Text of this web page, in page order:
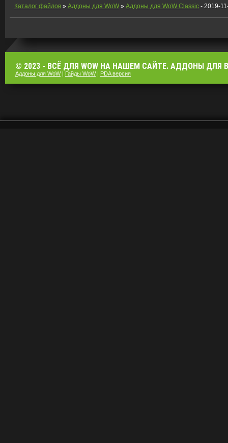
Каталог файлов » Аддоны для WoW » Аддоны для WoW Classic - 2019-
© 2023 - ВСЁ ДЛЯ WOW НА НАШЕМ САЙТЕ. АДДОНЫ ДЛЯ
Аддоны для WoW| Гайды WoW| PDA версия